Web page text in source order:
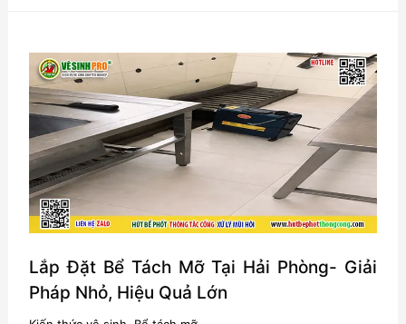
Hút
Bể
Phốt
Và
Hút
Hố
Ga-
Phân
Biệt
Đúng
Lắp Đặt Bể Tách Mỡ Tại Hải Phòng- Giải
Pháp Nhỏ, Hiệu Quả Lớn